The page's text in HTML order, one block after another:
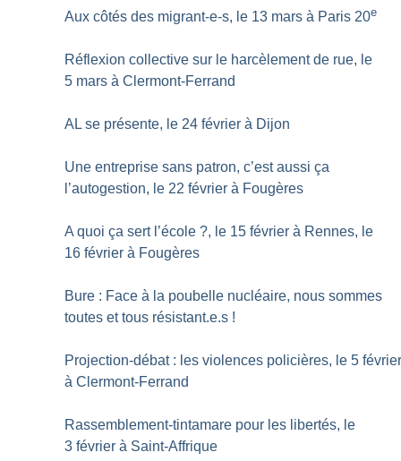
Aux côtés des migrant-e-s, le 13 mars à Paris 20e
Réflexion collective sur le harcèlement de rue, le
5 mars à Clermont-Ferrand
AL se présente, le 24 février à Dijon
Une entreprise sans patron, c’est aussi ça
l’autogestion, le 22 février à Fougères
A quoi ça sert l’école ?, le 15 février à Rennes, le
16 février à Fougères
Bure : Face à la poubelle nucléaire, nous sommes
toutes et tous résistant.e.s !
Projection-débat : les violences policières, le 5
à Clermont-Ferrand
Rassemblement-tintamare pour les libertés, le
3 février à Saint-Affrique